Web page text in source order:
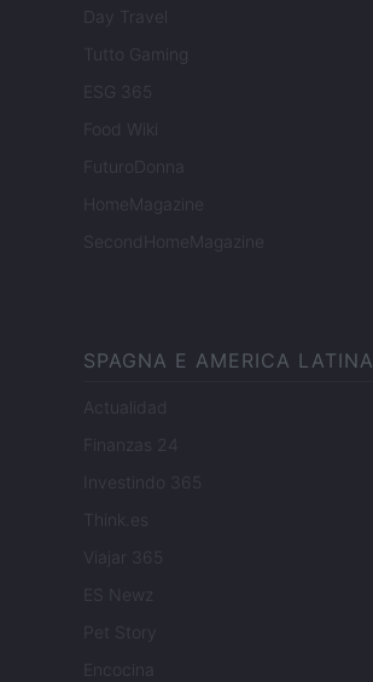
Day Travel
Tutto Gaming
ESG 365
Food Wiki
FuturoDonna
HomeMagazine
SecondHomeMagazine
SPAGNA E AMERICA LATINA
Actualidad
Finanzas 24
Investindo 365
Think.es
Viajar 365
ES Newz
Pet Story
Encocina